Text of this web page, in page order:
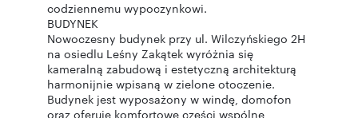
codziennemu wypoczynkowi.
BUDYNEK
Nowoczesny budynek przy ul. Wilczyńskiego 2H
na osiedlu Leśny Zakątek wyróżnia się
kameralną zabudową i estetyczną architekturą
harmonijnie wpisaną w zielone otoczenie.
Budynek jest wyposażony w windę, domofon
oraz oferuje komfortowe części wspólne